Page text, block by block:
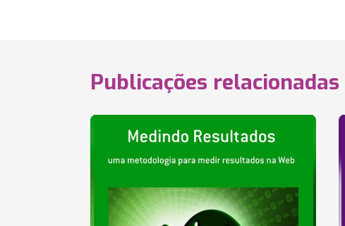
Publicações relacionadas